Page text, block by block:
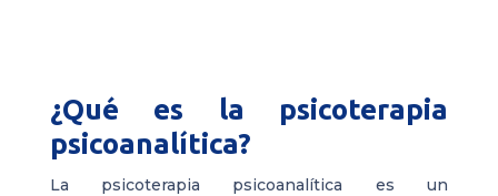
¿Qué es la psicoterapia
psicoanalítica?
La psicoterapia psicoanalítica es un